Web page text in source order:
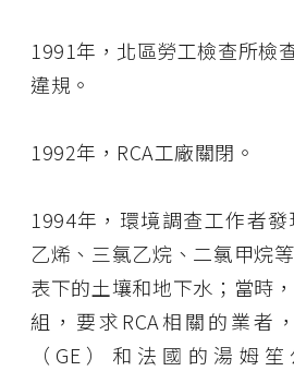
1991年，北區勞工檢查所檢
違規。
1992年，RCA工廠關閉。
1994年，環境調查工作者
乙烯、三氯乙烷、二氯甲烷
表下的土壤和地下水；當時
組，要求RCA相關的業者
（GE）和法國的湯姆